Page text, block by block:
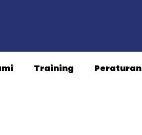
Training Peraturan